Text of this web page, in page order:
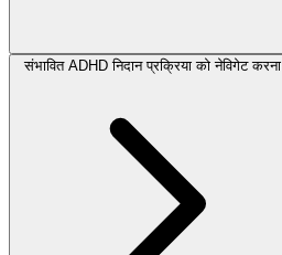
संभावित ADHD निदान प्रक्रिया को नेविगेट करना